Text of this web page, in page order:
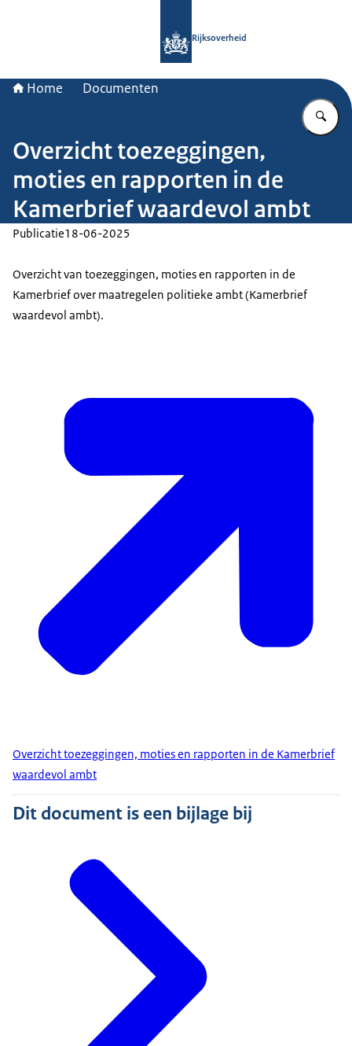
Rijksoverheid
Home Documenten
Overzicht toezeggingen,
moties en rapporten in de
Kamerbrief waardevol ambt
Publicatie18-06-2025
Overzicht van toezeggingen, moties en rapporten in de
Kamerbrief over maatregelen politieke ambt (Kamerbrief
waardevol ambt).
Overzicht toezeggingen, moties en rapporten in de Kamerbrief
waardevol ambt
Dit document is een bijlage bij